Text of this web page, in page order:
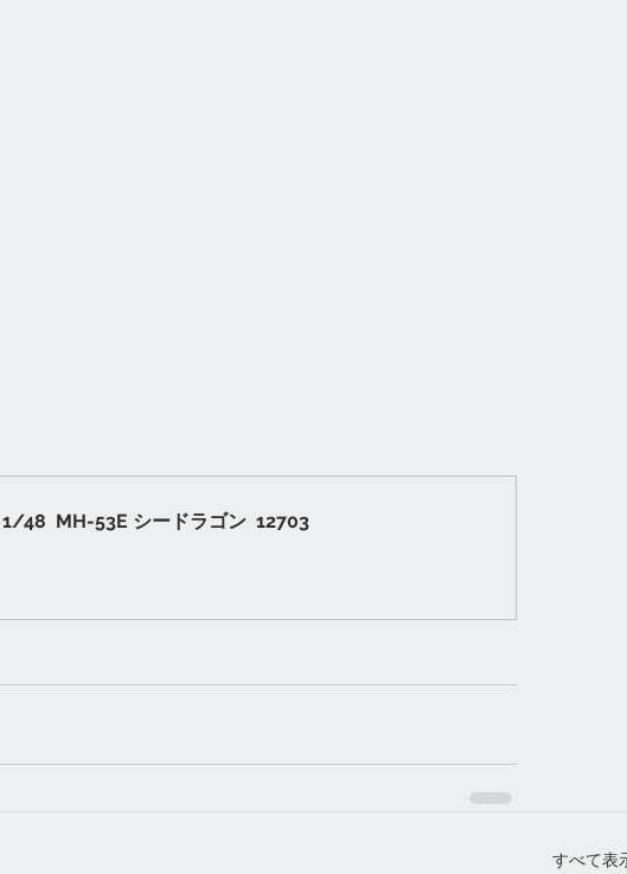
48  MH-53E シードラゴン  12703
すべて表